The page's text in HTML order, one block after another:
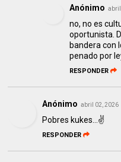
Anónimo abril
no, no es
oportunista.
bandera con
penado por
RESPONDER
Anónimo abril 02, 2026
Pobres kukes...✌️
RESPONDER